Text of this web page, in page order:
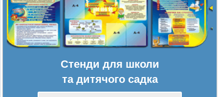
Стенди для школи
та дитячого садка